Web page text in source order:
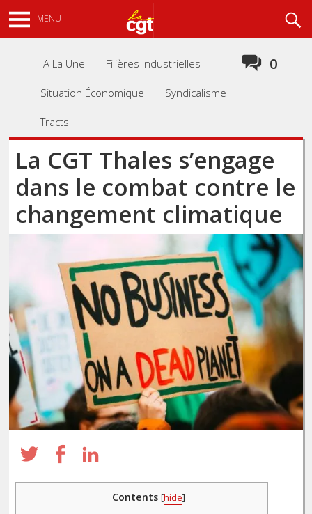
au
contenu
MENU
0
A La Une Filières Industrielles
Situation Économique Syndicalisme
Tracts
La CGT Thales s’engage
dans le combat contre le
changement climatique
Contents [hide]